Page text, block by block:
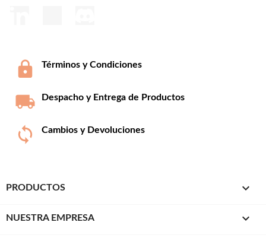
Términos y Condiciones
Despacho y Entrega de Productos
Cambios y Devoluciones
PRODUCTOS 
NUESTRA EMPRESA 